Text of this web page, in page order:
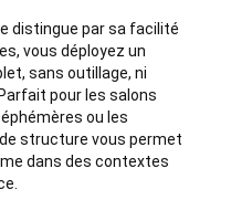
distingue par sa facilité
vous déployez un
sans outillage, ni
pour les salons
ou les
structure vous permet
dans des contextes